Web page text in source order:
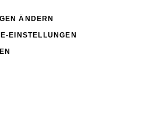
ÄNDERN
EINSTELLUNGEN